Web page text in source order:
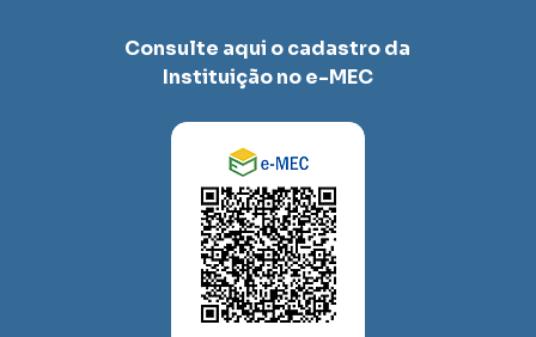
Consulte aqui o cadastro da
Instituição no e-MEC